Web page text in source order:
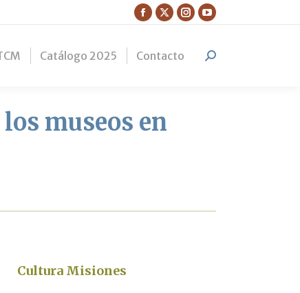
Facebook
opens
X
opens
Instagram
opens
YouTube
opens
Catálogo 2025 Contacto Search:
museos en
Cultura Misiones